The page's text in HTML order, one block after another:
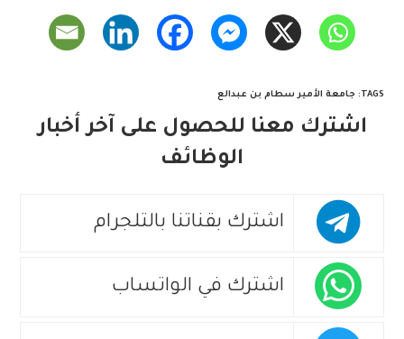
TAGS
:جامعة الأمير سطام بن عبدالع
اشترك معنا للحصول على آخر أخبار
الوظائف
اشترك بقناتنا بالتلجرام
اشترك في الواتساب